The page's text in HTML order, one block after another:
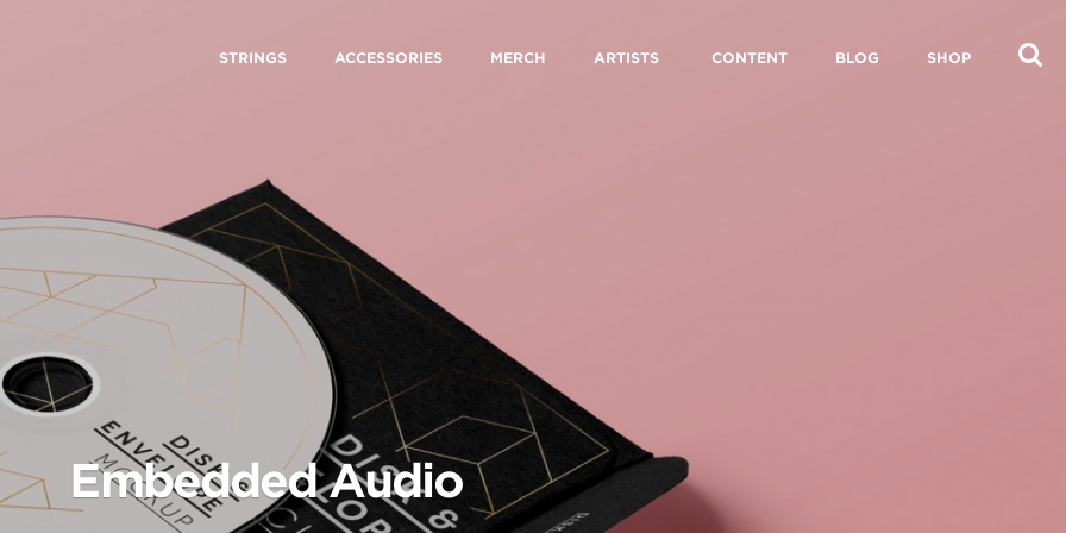
STRINGS ACCESSORIES MERCH ARTISTS CONTENT BLOG SHOP
Embedded Audio